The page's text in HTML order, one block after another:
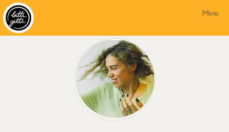
Menü